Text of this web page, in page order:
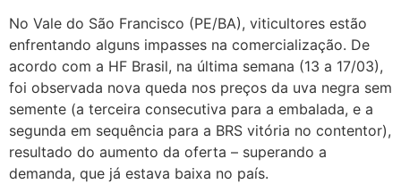
No Vale do São Francisco (PE/BA), viticultores estão
enfrentando alguns impasses na comercialização. De
acordo com a HF Brasil, na última semana (13 a 17/03),
foi observada nova queda nos preços da uva negra sem
semente (a terceira consecutiva para a embalada, e a
segunda em sequência para a BRS vitória no contentor),
resultado do aumento da oferta – superando a
demanda, que já estava baixa no país.